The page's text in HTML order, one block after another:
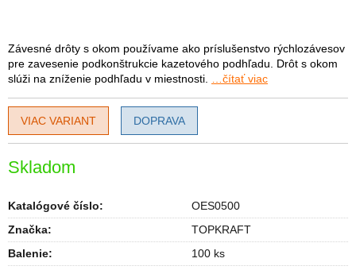
Skladom
Závesné drôty s okom používame ako príslušenstvo rýchlozávesov
pre zavesenie podkonštrukcie kazetového podhľadu. Drôt s okom
slúži na zníženie podhľadu v miestnosti.
…čítať viac
Katalógové číslo:
OES0500
Značka:
TOPKRAFT
Balenie:
100 ks
VIAC VARIANT DOPRAVA